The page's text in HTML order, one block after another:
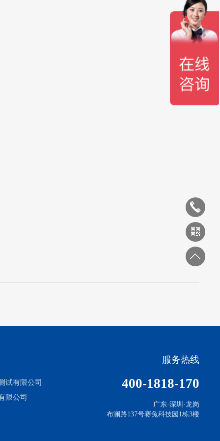
试有限公司
限公司
服务热线
400-1818-170
广东·深圳·龙岗
布澜路137号赛兔科技园1栋3楼